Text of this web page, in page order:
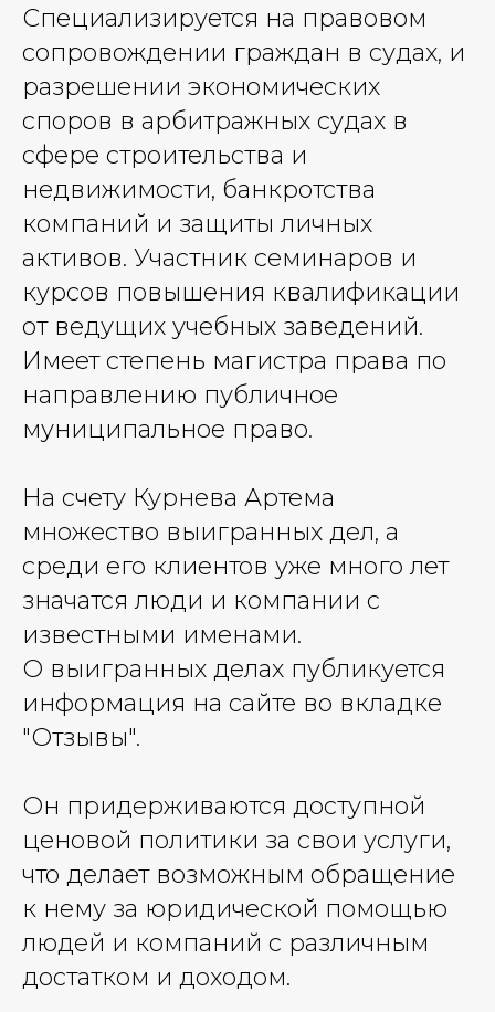
Специализируется на правовом
сопровождении граждан в судах, и
разрешении экономических
споров в арбитражных судах в
сфере строительства и
недвижимости, банкротства
компаний и защиты личных
активов. Участник семинаров и
курсов повышения квалификации
от ведущих учебных заведений.
Имеет степень магистра права по
направлению публичное
муниципальное право.
На счету Курнева Артема
множество выигранных дел, а
среди его клиентов уже много лет
значатся люди и компании с
известными именами.
О выигранных делах публикуется
информация на сайте во вкладке
"Отзывы".
Он придерживаются доступной
ценовой политики за свои услуги,
что делает возможным обращение
к нему за юридической помощью
людей и компаний с различным
достатком и доходом.